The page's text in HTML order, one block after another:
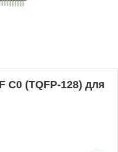
С0 (TQFP-128) для